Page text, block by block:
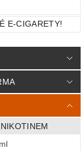
E-CIGARETY!